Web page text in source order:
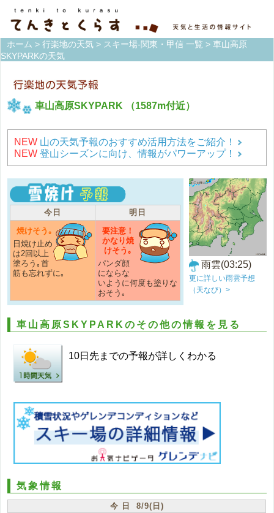
ホーム > 行楽地の天気 > スキー場-関東・甲信 一覧 > 車山高原
SKYPARKの天気
車山高原SKYPARK （1587m付近）
NEW 山の天気予報のおすすめ活用方法をご紹介！
NEW 登山シーズンに向け、情報がパワーアップ！
今日
明日
焼けそう｡
日焼け止め
は2回以上
塗ろう｡首
筋も忘れずに｡
要注意！
かなり焼
けそう｡
パンダ顔
にならな
いように何度も塗りな
おそう｡
雨雲(03:25)
更に詳しい雨雲予想
（天なび）>
車山高原SKYPARKのその他の情報を見る
10日先までの予報が詳しくわかる
気象情報
今 日 8/9(日)